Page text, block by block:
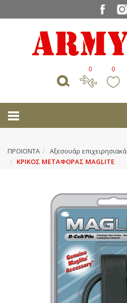
0 0
ΠΡΟΙΟΝΤΑ Αξεσουάρ επιχειρησιακά
ΚΡΙΚΟΣ ΜΕΤΑΦΟΡΑΣ MAGLITE